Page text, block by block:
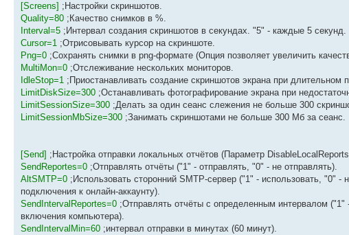
[Screens] ;Настройки скриншотов.
Quality=80 ;Качество снимков в %.
Interval=5 ;Интервал создания скриншотов в секундах. "5" - каждые 5 секунд.
Cursor=1 ;Отрисовывать курсор на скриншоте.
Png=0 ;Сохранять снимки в png-формате (Опция позволяет увеличить
MultiMon=0 ;Отслеживание нескольких мониторов.
IdleStop=1 ;Приостанавливать создание скриншотов экрана при длительном
LimitDiskSize=300 ;Останавливать фотографирование экрана при
LimitSessionSize=300 ;Делать за один сеанс слежения не больше 300
LimitSessionMbSize=300 ;Занимать скриншотами не больше 300 Мб за сеанс.
[Send] ;Настройка отправки локальных отчётов (Параметр
SendReportes=0 ;Отправлять отчёты ("1" - отправлять, "0" - не отправлять).
AltSMTP=0 ;Использовать сторонний SMTP-сервер ("1" - использовать, "0" -
подключения к онлайн-аккаунту).
SendIntervalReportes=0 ;Отправлять отчёты с определенным интервалом ("1"
включения компьютера).
SendIntervalMin=60 ;интервал отправки в минутах (60 минут).